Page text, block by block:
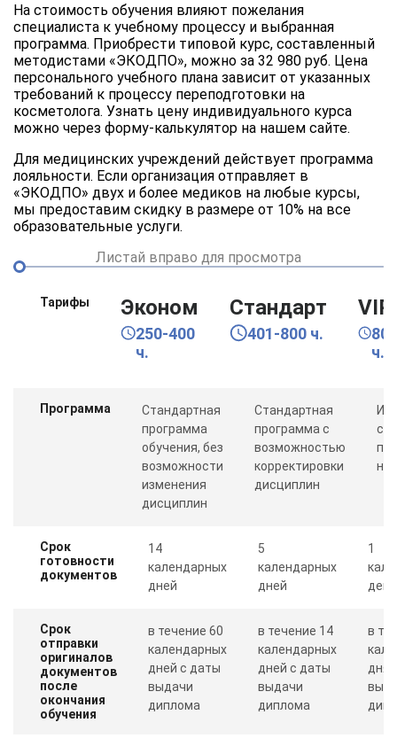
На стоимость обучения влияют пожелания
специалиста к учебному процессу и выбранная
программа. Приобрести типовой курс, составленный
методистами «ЭКОДПО», можно за 32 980 руб. Цена
персонального учебного плана зависит от указанных
требований к процессу переподготовки на
косметолога. Узнать цену индивидуального курса
можно через форму-калькулятор на нашем сайте.
Для медицинских учреждений действует программа
лояльности. Если организация отправляет в
«ЭКОДПО» двух и более медиков на любые курсы,
мы предоставим скидку в размере от 10% на все
образовательные услуги.
Листай вправо для просмотра
Тарифы Эконом
250-400
ч.
Стандарт
401-800 ч.
VIP
ч.
Программа
Стандартная
программа
обучения, без
возможности
изменения
дисциплин
Стандартная
программа с
возможностью
корректировки
дисциплин
Срок
готовности
документов
14
календарных
дней
5
календарных
дней
1
день
Срок
отправки
оригиналов
документов
после
окончания
обучения
в течение 60
календарных
дней с даты
выдачи
диплома
в течение 14
календарных
дней с даты
выдачи
диплома
в
дня